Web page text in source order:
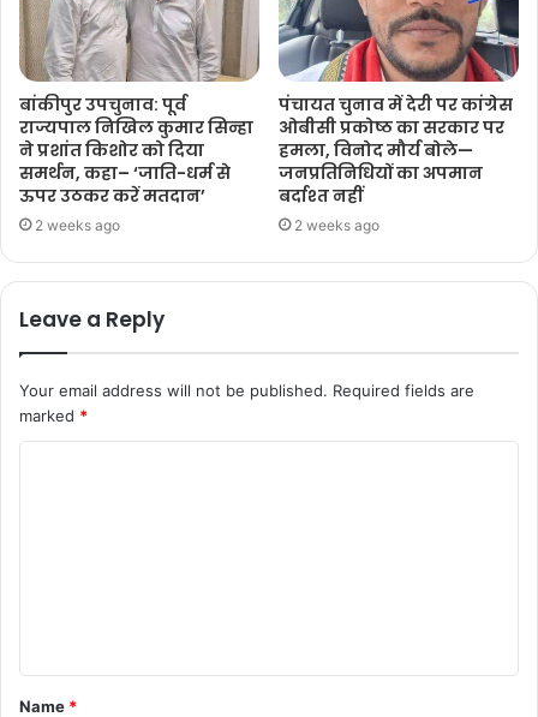
बांकीपुर उपचुनाव: पूर्व
राज्यपाल निखिल कुमार सिन्हा
ने प्रशांत किशोर को दिया
समर्थन, कहा– ‘जाति-धर्म से
ऊपर उठकर करें मतदान’
2 weeks ago
पंचायत चुनाव में देरी पर कांग्रेस
ओबीसी प्रकोष्ठ का सरकार पर
हमला, विनोद मौर्य बोले—
जनप्रतिनिधियों का अपमान
बर्दाश्त नहीं
2 weeks ago
Leave a Reply
Your email address will not be published. Required fields are
marked *
Name *